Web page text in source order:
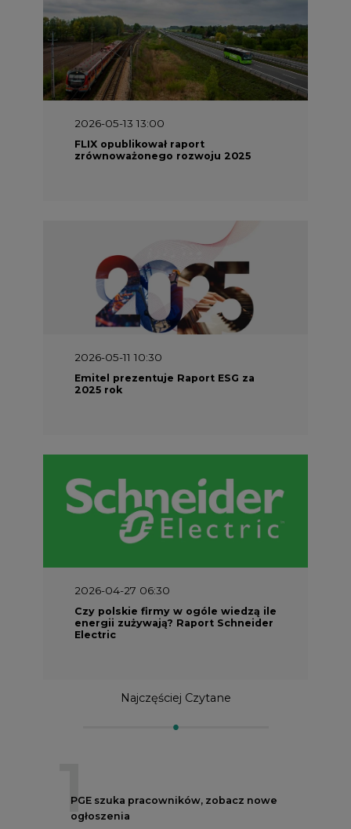
2026-05-13 13:00
FLIX opublikował raport
zrównoważonego rozwoju 2025
2026-05-11 10:30
Emitel prezentuje Raport ESG za
2025 rok
2026-04-27 06:30
Czy polskie firmy w ogóle wiedzą ile
energii zużywają? Raport Schneider
Electric
Najczęściej Czytane
1
PGE szuka pracowników, zobacz nowe
ogłoszenia